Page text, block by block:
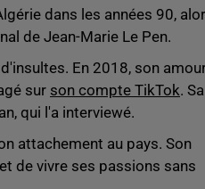
dans les années 90,
de Jean-Marie Le Pen.
En 2018, son
sur son compte TikTok. Sa
qui l'a interviewé.
attachement au pays. Son
de vivre ses passions sans